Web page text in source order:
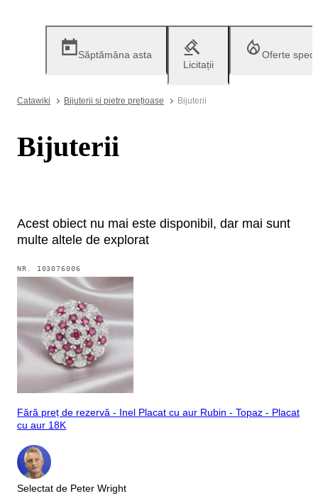
Săptămâna asta
Licitații
Oferte
Catawiki Bijuterii si pietre prețioase Bijuterii
Bijuterii
Acest obiect nu mai este disponibil, dar mai sunt
multe altele de explorat
NR. 103076006
Fără preț de rezervă - Inel Placat cu aur Rubin - Topaz - Placat
cu aur 18K
Selectat de Peter Wright